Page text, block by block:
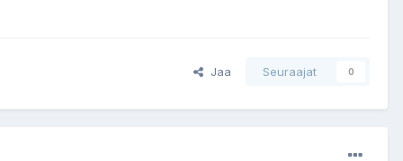
Jaa Seuraajat 0